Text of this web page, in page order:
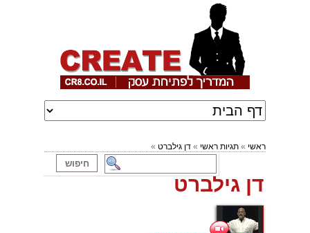
ראשי » תגיות ראשי » דן גילברט »
דן גילברט